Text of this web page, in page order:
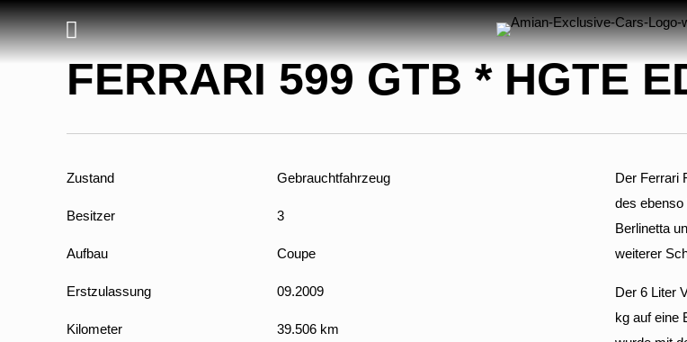
FERRARI 599 GTB * HGTE
Zustand Gebrauchtfahrzeug
Besitzer 3
Aufbau Coupe
Erstzulassung 09.2009
Kilometer 39.506 km
Der Ferrari
des
Berlinetta
weiterer
Der 6 Liter
kg auf eine